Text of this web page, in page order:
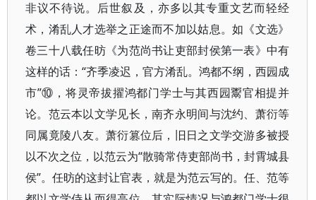
非议不待说。后世叙及，亦多以其专重文艺而轻经
术，淆乱人才选举之正途而不加以姑息。如《文选》
卷三十八载任昉《为范尚书让吏部封侯第一表》中有
这样的话：“齐季凌迟，官方淆乱。鸿都不纲，西园成
市”⑩，将灵帝拔擢鸿都门学士与其西园鬻官相提并
论。范云本以文学见长，南齐永明间与沈约、萧衍等
同属竟陵八友。萧衍篡位后，旧日之文学交游多被授
以不次之位，以范云为“散骑常侍吏部尚书，封霄城县
侯”。任昉的这封让官表，就是为范云写的。任、范等